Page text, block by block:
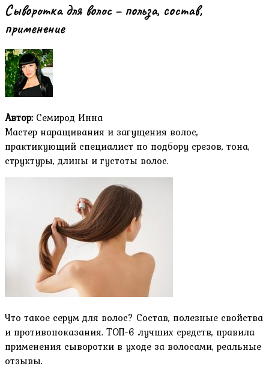
Сыворотка для волос – польза, состав,
применение
Автор: Семирод Инна
Мастер наращивания и загущения волос,
практикующий специалист по подбору срезов, тона,
структуры, длины и густоты волос.
Что такое серум для волос? Состав, полезные свойства
и противопоказания. ТОП-6 лучших средств, правила
применения сыворотки в уходе за волосами, реальные
отзывы.